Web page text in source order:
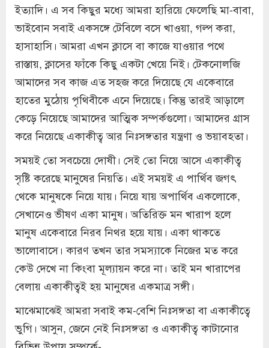
ইত্যাদি। এ সব কিছুর মধ্যে আমরা হারিয়ে ফেলেছি মা-বাবা,
ভাইবোন সবাই একসঙ্গে টেবিলে বসে খাওয়া, গল্প করা,
হাসাহাসি। আমরা এখন ক্লাসে বা কাজে যাওয়ার পথে
রাস্তায়, ক্লাসের ফাঁকে কিছু একটা খেয়ে নিই। টেকনোলজি
আমাদের সব কাজ এত সহজ করে দিয়েছে যে একেবারে
হাতের মুঠোয় পৃথিবীকে এনে দিয়েছে। কিন্তু তারই আড়ালে
কেড়ে নিয়েছে আমাদের আত্মিক সম্পর্কগুলো। আমাদের গ্রাস
করে নিয়েছে একাকীত্ব আর নিঃসঙ্গতার যন্ত্রণা ও ভয়াবহতা।
সময়ই তো সবচেয়ে দোষী। সেই তো নিয়ে আসে একাকীত্ব
সৃষ্টি করেছে মানুষের নিয়তি। এই সময়ই এ পার্থিব জগৎ
থেকে মানুষকে নিয়ে যায়। নিয়ে যায় অপার্থিব একলোকে,
সেখানেও ভীষণ একা মানুষ। অতিরিক্ত মন খারাপ হলে
মানুষ একেবারে নিরব নিথর হয়ে যায়। একা থাকতে
ভালোবাসে। কারণ তখন তার সমস্যাকে নিজের মত করে
কেউ দেখে না কিংবা মূল্যায়ন করে না। তাই মন খারাপের
বেলায় একাকীত্বই হয় মানুষের একমাত্র সঙ্গী।
মাঝেমাঝেই আমরা সবাই কম-বেশি নিঃসঙ্গতা বা একাকীত্বে
ভুগি। আসুন, জেনে নেই নিঃসঙ্গতা ও একাকীত্ব কাটানোর